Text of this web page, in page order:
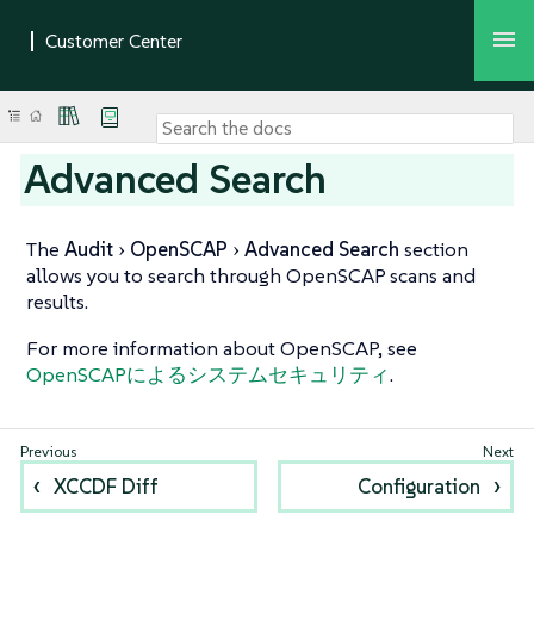
Advanced Search
The Audit OpenSCAP Advanced Search section
allows you to search through OpenSCAP scans and
results.
For more information about OpenSCAP, see
OpenSCAPによるシステムセキュリティ.
XCCDF Diff Configuration